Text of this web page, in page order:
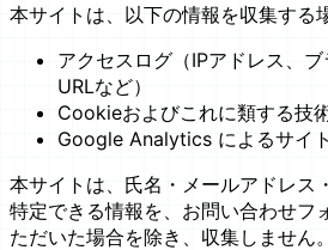
本サイトは、以下の情報を収集する
アクセスログ（IPアドレス、
URLなど）
Cookieおよびこれに類する技
Google Analytics によるサイ
本サイトは、氏名・メールアドレス
特定できる情報を、お問い合わせフ
ただいた場合を除き、収集しません。